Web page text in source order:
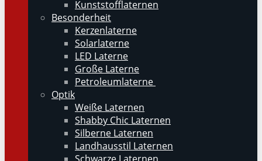
Kunststofflaternen
Besonderheit
Kerzenlaterne
Solarlaterne
LED Laterne
Große Laterne
Petroleumlaterne
Optik
Weiße Laternen
Shabby Chic Laternen
Silberne Laternen
Landhausstil Laternen